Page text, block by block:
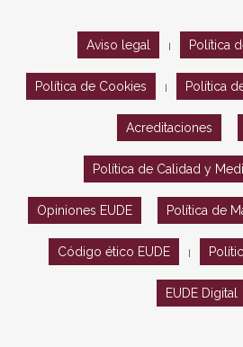
Aviso legal Política
Política de Cookies Política
Acreditaciones
Política de Calidad y
Opiniones EUDE Política de
Código ético EUDE
EUDE Digital